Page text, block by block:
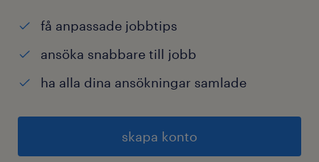
få anpassade jobbtips
ansöka snabbare till jobb
ha alla dina ansökningar samlade
skapa konto